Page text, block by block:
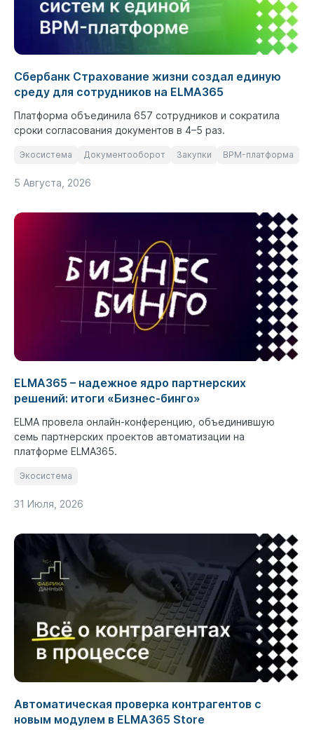
Сбербанк Страхование жизни создал единую
среду для сотрудников на ELMA365
Платформа объединила 657 сотрудников и сократила
сроки согласования документов в 4–5 раз.
Экосистема Документооборот Закупки BPM-платформа
5 Августа, 2026
ELMA365 – надежное ядро партнерских
решений: итоги «Бизнес-бинго»
ELMA провела онлайн-конференцию, объединившую
семь партнерских проектов автоматизации на
платформе ELMA365.
Экосистема
31 Июля, 2026
Автоматическая проверка контрагентов с
новым модулем в ELMA365 Store